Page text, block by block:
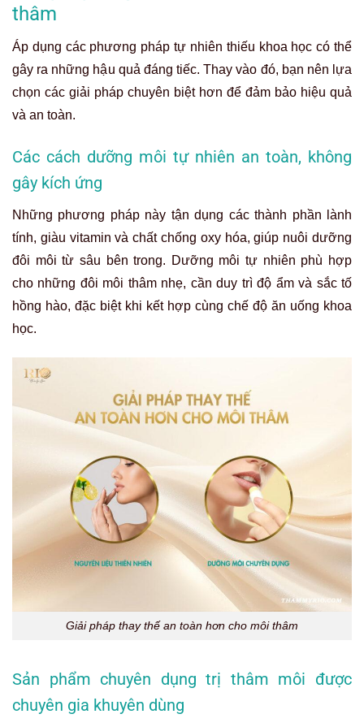
thâm
Áp dụng các phương pháp tự nhiên thiếu khoa học có thể
gây ra những hậu quả đáng tiếc. Thay vào đó, bạn nên lựa
chọn các giải pháp chuyên biệt hơn để đảm bảo hiệu quả
và an toàn.
Các cách dưỡng môi tự nhiên an toàn, không
gây kích ứng
Những phương pháp này tận dụng các thành phần lành
tính, giàu vitamin và chất chống oxy hóa, giúp nuôi dưỡng
đôi môi từ sâu bên trong. Dưỡng môi tự nhiên phù hợp
cho những đôi môi thâm nhẹ, cần duy trì độ ẩm và sắc tố
hồng hào, đặc biệt khi kết hợp cùng chế độ ăn uống khoa
học.
Giải pháp thay thế an toàn hơn cho môi thâm
Sản phẩm chuyên dụng trị thâm môi được
chuyên gia khuyên dùng